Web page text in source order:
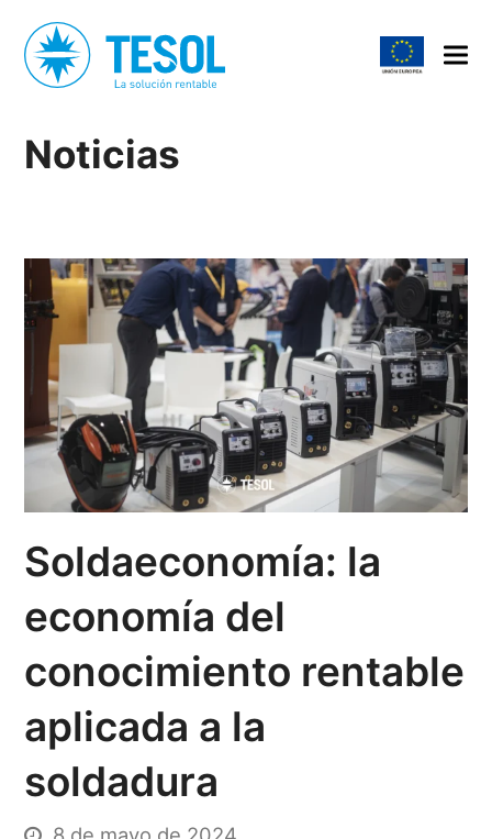
Noticias
Soldaeconomía: la
economía del
conocimiento rentable
aplicada a la
soldadura